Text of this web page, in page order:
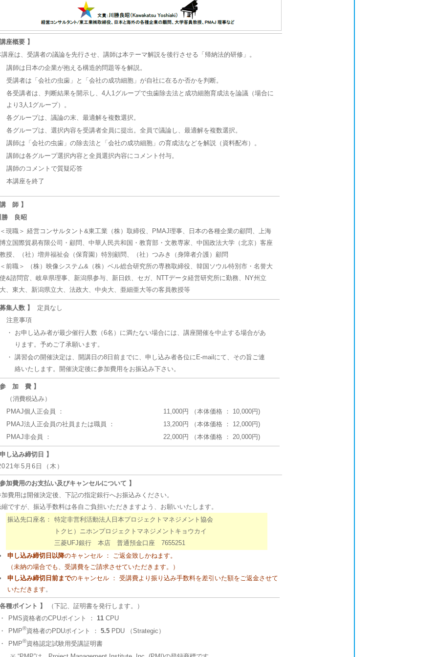
座概要 】
講座は、受講者の議論を先行させ、講師は本テーマ解説を後行させる「帰納法的研修」。
講師は日本の企業が抱える構造的問題等を解説。
受講者は「会社の虫歯」と「会社の成功細胞」が自社に在るか否かを判断。
各受講者は、判断結果を開示し、4人1グループで虫歯除去法と成功細胞育成法を論議（場合に
より3人1グループ）。
各グループは、議論の末、最適解を複数選択。
各グループは、選択内容を受講者全員に提出。全員で議論し、最適解を複数選択。
講師は「会社の虫歯」の除去法と「会社の成功細胞」の育成法などを解説（資料配布）。
講師は各グループ選択内容と全員選択内容にコメント付与。
講師のコメントで質疑応答
本講座を終了
師 】
勝 良昭
＜現職＞ 経営コンサルタント&東工業（株）取締役、PMAJ理事、日本の各種企業の顧問、上海
博立国際貿易有限公司・顧問、中華人民共和国・教育部・文教専家、中国政法大学（北京）客座
教授、（社）増井福祉会（保育園）特別顧問、（社）つみき（身障者介護）顧問
＜前職＞ （株）映像システム&（株）ベル総合研究所の専務取締役、韓国ソウル特別市・名誉大
使&諮問官、岐阜県理事、新潟県参与、新日鉄、セガ、NTTデータ経営研究所に勤務、NY州立
大、東大、新潟県立大、法政大、中央大、亜細亜大等の客員教授等
集人数 】 定員なし
注意事項
・
お申し込み者が最少催行人数（6名）に満たない場合には、講座開催を中止する場合があ
ります。予めご了承願います。
・ 講習会の開催決定は、開講日の8日前までに、申し込み者各位にE-mailにて、その旨ご連
絡いたします。開催決定後に参加費用をお振込み下さい。
加 費 】
（消費税込み）
PMAJ個人正会員 ：
11,000円 （本体価格 ： 10,000円)
PMAJ法人正会員の社員または職員 ：
13,200円 （本体価格 ： 12,000円)
PMAJ非会員 ：
22,000円 （本体価格 ： 20,000円)
し込み締切日 】
年5月6日（木）
加費用のお支払い及びキャンセルについて 】
費用は開催決定後、下記の指定銀行へお振込みください。
ですが、振込手数料は各自ご負担いただきますよう、お願いいたします。
振込先口座名：
特定非営利活動法人日本プロジェクトマネジメント協会
トクヒ）ニホンプロジェクトマネジメントキョウカイ
三菱UFJ銀行 本店 普通預金口座 7655251
申し込み締切日以降のキャンセル ： ご返金致しかねます。
（未納の場合でも、受講費をご請求させていただきます。）
申し込み締切日前までのキャンセル ： 受講費より振り込み手数料を差引いた額をご返金させて
いただきます。
種ポイント 】
（下記、証明書を発行します。）
PMS資格者のCPUポイント ： 11 CPU
PMP®資格者のPDUポイント ： 5.5 PDU （Strategic）
PMP®資格認定試験用受講証明書